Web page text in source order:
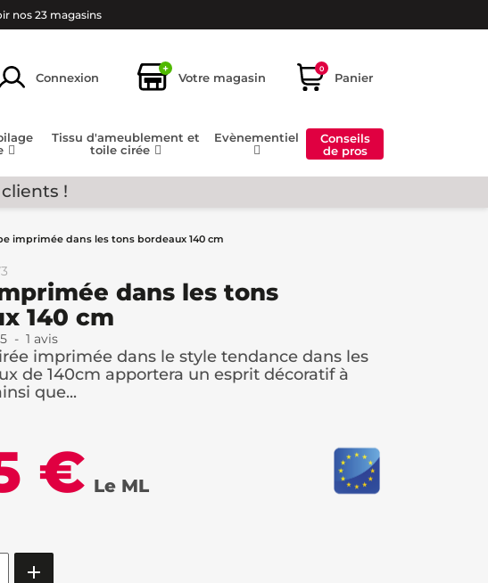
nos 23 magasins
Connexion
+
Votre magasin
0
Panier
Tissu d'ameublement et
toile cirée
Evènementiel
Conseils
de pros
clients !
imprimée dans les tons bordeaux 140 cm
dans les tons
140 cm
5 - 1 avis
imprimée dans le style tendance dans les
de 140cm apportera un esprit décoratif à
que...
€ Le ML